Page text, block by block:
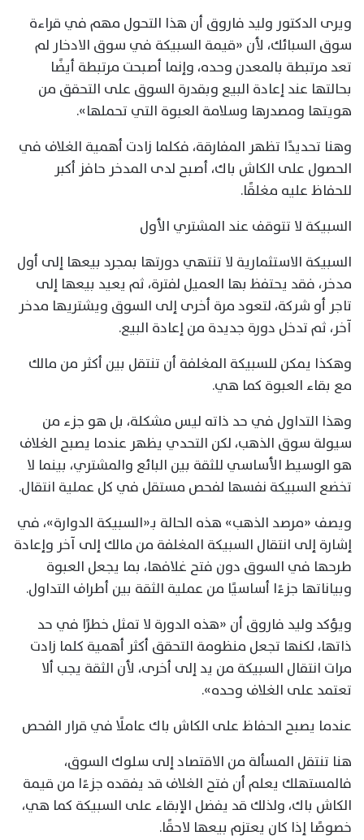
ويرى الدكتور وليد فاروق أن هذا التحول مهم في قراءة
سوق السبائك، لأن «قيمة السبيكة في سوق الادخار لم
تعد مرتبطة بالمعدن وحده، وإنما أصبحت مرتبطة أيضًا
بحالتها عند إعادة البيع وبقدرة السوق على التحقق من
هويتها ومصدرها وسلامة العبوة التي تحملها».
وهنا تحديدًا تظهر المفارقة، فكلما زادت أهمية الغلاف في
الحصول على الكاش باك، أصبح لدى المدخر حافز أكبر
للحفاظ عليه مغلقًا.
السبيكة لا تتوقف عند المشتري الأول
السبيكة الاستثمارية لا تنتهي دورتها بمجرد بيعها إلى أول
مدخر، فقد يحتفظ بها العميل لفترة، ثم يعيد بيعها إلى
تاجر أو شركة، لتعود مرة أخرى إلى السوق ويشتريها مدخر
آخر، ثم تدخل دورة جديدة من إعادة البيع.
وهكذا يمكن للسبيكة المغلفة أن تنتقل بين أكثر من مالك
مع بقاء العبوة كما هي.
وهذا التداول في حد ذاته ليس مشكلة، بل هو جزء من
سيولة سوق الذهب، لكن التحدي يظهر عندما يصبح الغلاف
هو الوسيط الأساسي للثقة بين البائع والمشتري، بينما لا
تخضع السبيكة نفسها لفحص مستقل في كل عملية انتقال.
ويصف «مرصد الذهب» هذه الحالة بـ«السبيكة الدوارة»، في
إشارة إلى انتقال السبيكة المغلفة من مالك إلى آخر وإعادة
طرحها في السوق دون فتح غلافها، بما يجعل العبوة
وبياناتها جزءًا أساسيًا من عملية الثقة بين أطراف التداول.
ويؤكد وليد فاروق أن «هذه الدورة لا تمثل خطرًا في حد
ذاتها، لكنها تجعل منظومة التحقق أكثر أهمية كلما زادت
مرات انتقال السبيكة من يد إلى أخرى، لأن الثقة يجب ألا
تعتمد على الغلاف وحده».
عندما يصبح الحفاظ على الكاش باك عاملًا في قرار الفحص
هنا تنتقل المسألة من الاقتصاد إلى سلوك السوق،
فالمستهلك يعلم أن فتح الغلاف قد يفقده جزءًا من قيمة
الكاش باك، ولذلك قد يفضل الإبقاء على السبيكة كما هي،
خصوصًا إذا كان يعتزم بيعها لاحقًا.